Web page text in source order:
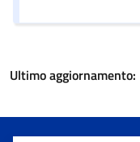
Ultimo aggiornamento: